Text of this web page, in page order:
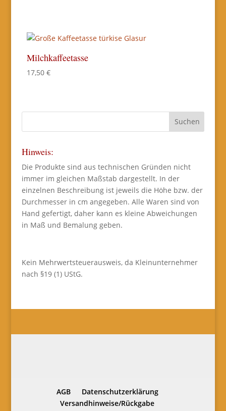
Milchkaffeetasse
17,50 €
Hinweis:
Die Produkte sind aus technischen Gründen nicht
immer im gleichen Maßstab dargestellt. In der
einzelnen Beschreibung ist jeweils die Höhe bzw. der
Durchmesser in cm angegeben. Alle Waren sind von
Hand gefertigt, daher kann es kleine Abweichungen
in Maß und Bemalung geben.
Kein Mehrwertsteuerausweis, da Kleinunternehmer
nach §19 (1) UStG.
AGB
Datenschutzerklärung
Versandhinweise/Rückgabe